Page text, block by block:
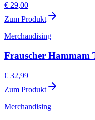
€ 29,00
Zum Produkt
Merchandising
Frauscher Hammam
€ 32,99
Zum Produkt
Merchandising